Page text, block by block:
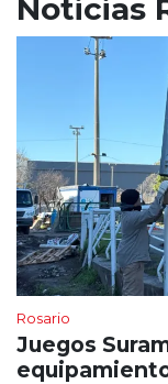
Noticias
Rosario
Juegos